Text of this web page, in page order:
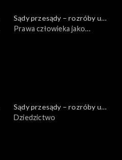
Sądy przesądy – rozróby u
Kuby
Prawa człowieka jako
Sądy przesądy – rozróby u
Kuby
Dziedzictwo